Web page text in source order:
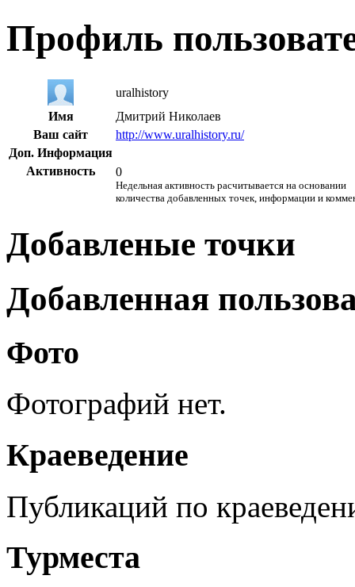
Профиль
uralhistory
Имя
Дмитрий Николаев
Ваш сайт
http://www.uralhistory.ru/
Доп. Информация
Активность
0
Недельная активность расчитывается на основании
количества добавленных точек, информации и
Добавленые точки
Добавленная
Фото
Фотографий нет.
Краеведение
Публикаций по
Турместа